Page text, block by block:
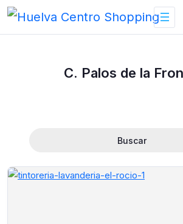
Skip
C. Palos de la
Buscar